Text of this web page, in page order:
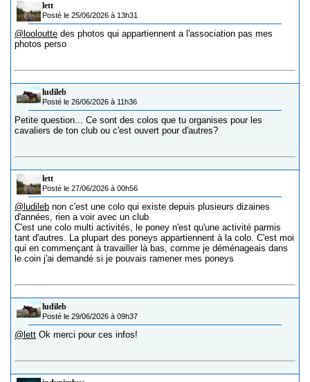
lett
Posté le 25/06/2026 à 13h31
@looloutte des photos qui appartiennent a l'association pas mes
photos perso
ludileb
Posté le 26/06/2026 à 11h36
Petite question... Ce sont des colos que tu organises pour les
cavaliers de ton club ou c'est ouvert pour d'autres?
lett
Posté le 27/06/2026 à 00h56
@ludileb non c'est une colo qui existe depuis plusieurs dizaines
d'années, rien a voir avec un club
C'est une colo multi activités, le poney n'est qu'une activité parmis
tant d'autres. La plupart des poneys appartiennent à la colo. C'est moi
qui en commençant à travailler là bas, comme je déménageais dans
le coin j'ai demandé si je pouvais ramener mes poneys
ludileb
Posté le 29/06/2026 à 09h37
@lett Ok merci pour ces infos!